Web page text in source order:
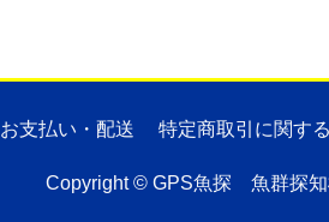
お支払い・配送 特定商取引に関す
Copyright © GPS魚探 魚群探